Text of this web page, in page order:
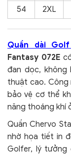
54
2XL
Quần dài
Fantasy 072E
đan dọc, không
thuật cao. Công
bảo vệ cơ thể
năng thoáng khí
Quần Chervo
nhờ họa tiết in
Golfer, lý tưởng